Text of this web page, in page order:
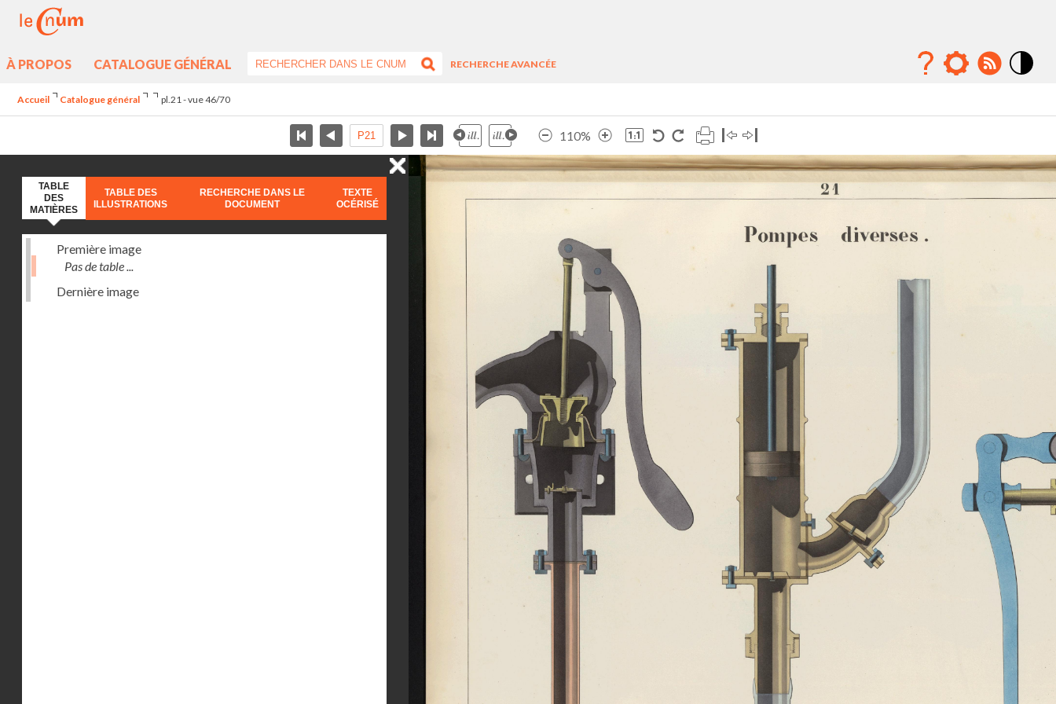
À PROPOS CATALOGUE GÉNÉRAL
RECHERCHE AVANCÉE
Accueil Catalogue général pl.21 - vue 46/70
110%
TABLE
DES
MATIÈRES
TABLE DES
ILLUSTRATIONS
RECHERCHE DANS LE
DOCUMENT
TEXTE
OCÉRISÉ
Première image
Pas de table ...
Dernière image